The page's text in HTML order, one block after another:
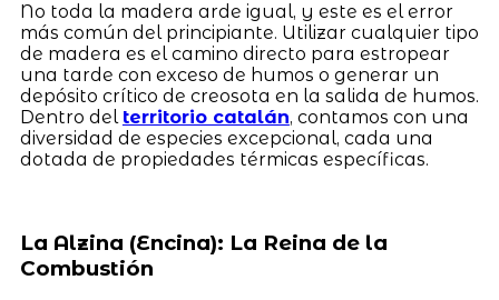
No toda la madera arde igual, y este es el error
más común del principiante. Utilizar cualquier tipo
de madera es el camino directo para estropear
una tarde con exceso de humos o generar un
depósito crítico de creosota en la salida de humos.
Dentro del territorio catalán, contamos con una
diversidad de especies excepcional, cada una
dotada de propiedades térmicas específicas.
La Alzina (Encina): La Reina de la
Combustión